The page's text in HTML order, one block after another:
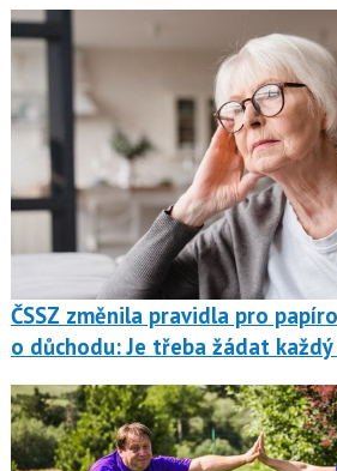
ČSSZ změnila pravidla pro
o důchodu: Je třeba žádat každý